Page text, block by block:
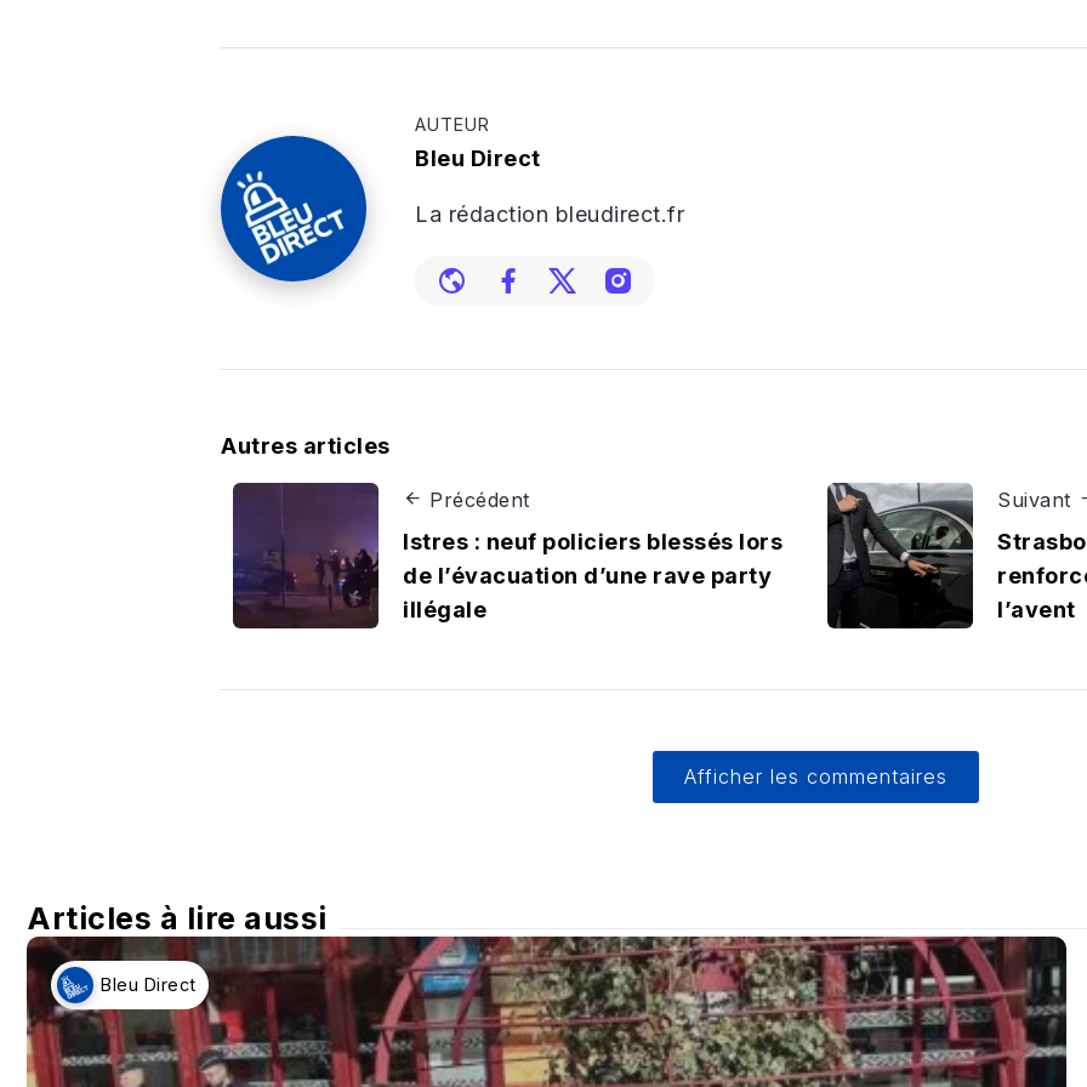
AUTEUR
Bleu Direct
La rédaction bleudirect.fr
Autres articles
Précédent
Istres : neuf policiers blessés lors
de l’évacuation d’une rave party
illégale
Suivant
l’avent
Afficher les commentaires
Articles à lire aussi
Bleu Direct